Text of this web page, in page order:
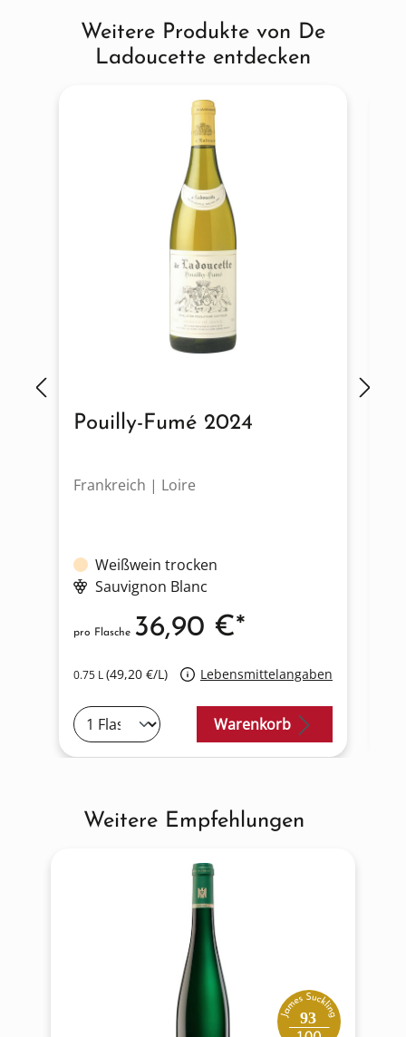
Produktgalerie überspringen
Weitere Produkte von De
Ladoucette entdecken
Pouilly-Fumé 2024
Frankreich | Loire
Weißwein trocken
Sauvignon Blanc
0.75 L(49,20 €/L) Lebensmittelangaben
pro Flasche 36,90 €*
Warenkorb
Produktgalerie überspringen
Weitere Empfehlungen
93